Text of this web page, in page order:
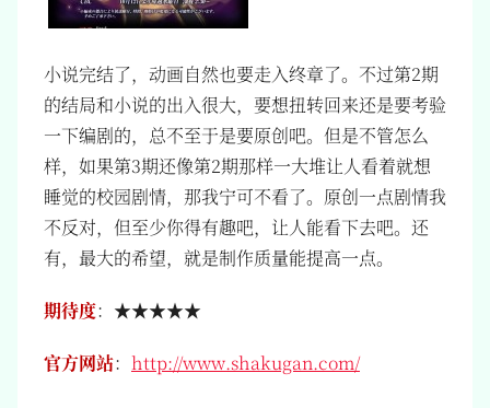
小说完结了，动画自然也要走入终章了。不过第2期
的结局和小说的出入很大，要想扭转回来还是要考验
一下编剧的，总不至于是要原创吧。但是不管怎么
样，如果第3期还像第2期那样一大堆让人看着就想
睡觉的校园剧情，那我宁可不看了。原创一点剧情我
不反对，但至少你得有趣吧，让人能看下去吧。还
有，最大的希望，就是制作质量能提高一点。
期待度：★★★★★
官方网站： http://www.shakugan.com/